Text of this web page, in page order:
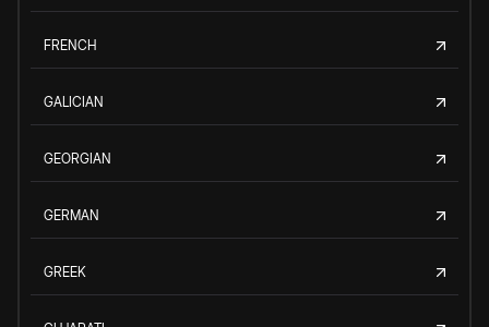
FRENCH
GALICIAN
GEORGIAN
GERMAN
GREEK